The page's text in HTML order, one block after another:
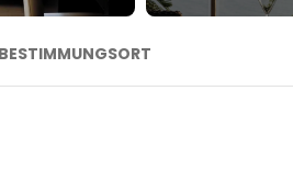
BESTIMMUNGSORT